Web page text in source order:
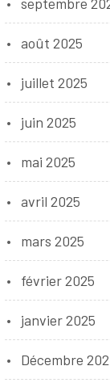
août 2025
juillet 2025
juin 2025
mai 2025
avril 2025
mars 2025
février 2025
janvier 2025
Décembre